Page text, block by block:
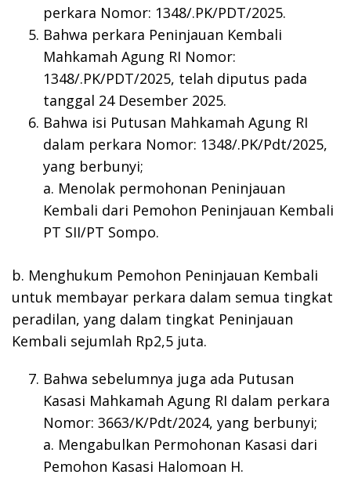
perkara Nomor: 1348/.PK/PDT/2025.
Bahwa perkara Peninjauan Kembali
Mahkamah Agung RI Nomor:
1348/.PK/PDT/2025, telah diputus pada
tanggal 24 Desember 2025.
Bahwa isi Putusan Mahkamah Agung RI
dalam perkara Nomor: 1348/.PK/Pdt/2025,
yang berbunyi;
a. Menolak permohonan Peninjauan
Kembali dari Pemohon Peninjauan Kembali
PT SII/PT Sompo.
b. Menghukum Pemohon Peninjauan Kembali
untuk membayar perkara dalam semua tingkat
peradilan, yang dalam tingkat Peninjauan
Kembali sejumlah Rp2,5 juta.
Bahwa sebelumnya juga ada Putusan
Kasasi Mahkamah Agung RI dalam perkara
Nomor: 3663/K/Pdt/2024, yang berbunyi;
a. Mengabulkan Permohonan Kasasi dari
Pemohon Kasasi Halomoan H.